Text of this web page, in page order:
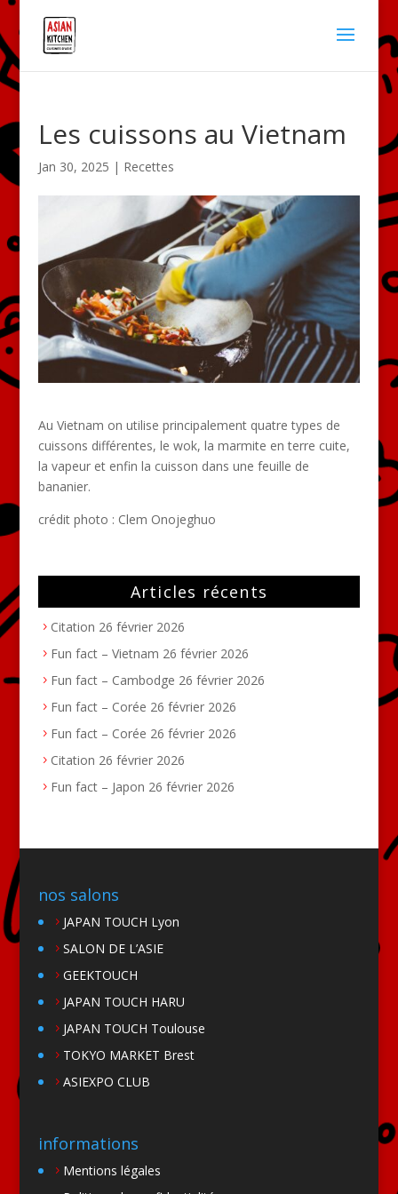
Les cuissons au Vietnam
Jan 30, 2025 | Recettes
Au Vietnam on utilise principalement quatre types de
cuissons différentes, le wok, la marmite en terre cuite,
la vapeur et enfin la cuisson dans une feuille de
bananier.
crédit photo : Clem Onojeghuo
Articles récents
Citation 26 février 2026
Fun fact – Vietnam 26 février 2026
Fun fact – Cambodge 26 février 2026
Fun fact – Corée 26 février 2026
Fun fact – Corée 26 février 2026
Citation 26 février 2026
Fun fact – Japon 26 février 2026
nos salons
JAPAN TOUCH Lyon
SALON DE L’ASIE
GEEKTOUCH
JAPAN TOUCH HARU
JAPAN TOUCH Toulouse
TOKYO MARKET Brest
ASIEXPO CLUB
informations
Mentions légales